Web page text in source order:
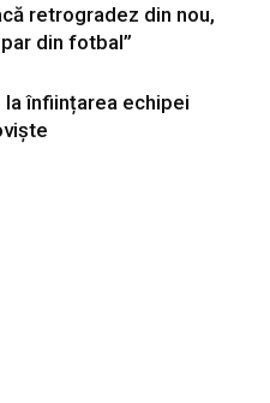
retrogradez din nou,
din fotbal”
la înființarea echipei